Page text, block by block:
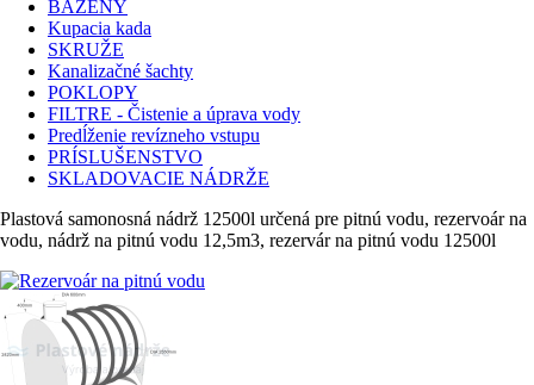
BAZÉNY
Kupacia kada
SKRUŽE
Kanalizačné šachty
POKLOPY
FILTRE - Čistenie a úprava vody
Predĺženie revízneho vstupu
PRÍSLUŠENSTVO
SKLADOVACIE NÁDRŽE
Plastová samonosná nádrž 12500l určená pre pitnú vodu, rezervoár na
vodu, nádrž na pitnú vodu 12,5m3, rezervár na pitnú vodu 12500l